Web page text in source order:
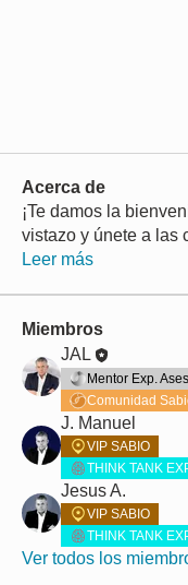
Acerca de
¡Te damos la
vistazo y únete a las
Leer más
Miembros
JAL
Mentor Exp.
Comunidad
J. Manuel
VIP SABIO
THINK TANK
Jesus A.
VIP SABIO
THINK TANK
Ver todos los